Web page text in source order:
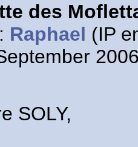
des
Raphael (IP
SOLY,